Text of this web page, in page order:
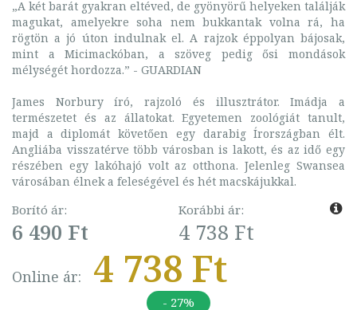
„A két barát gyakran eltéved, de gyönyörű helyeken találják
magukat, amelyekre soha nem bukkantak volna rá, ha
rögtön a jó úton indulnak el. A rajzok éppolyan bájosak,
mint a Micimackóban, a szöveg pedig ősi mondások
mélységét hordozza.” - GUARDIAN
James Norbury író, rajzoló és illusztrátor. Imádja a
természetet és az állatokat. Egyetemen zoológiát tanult,
majd a diplomát követően egy darabig Írországban élt.
Angliába visszatérve több városban is lakott, és az idő egy
részében egy lakóhajó volt az otthona. Jelenleg Swansea
városában élnek a feleségével és hét macskájukkal.
Borító ár:
6 490 Ft
Korábbi ár:
4 738 Ft
Online ár: 4 738 Ft
- 27%